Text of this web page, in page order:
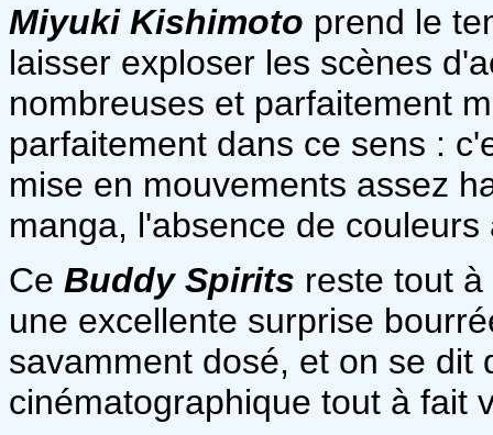
Miyuki Kishimoto prend le
laisser exploser les scènes
nombreuses et parfaitement
parfaitement dans ce sens :
mise en mouvements assez
manga, l'absence de
Ce Buddy Spirits reste tout
une excellente surprise
savamment dosé, et on se dit
cinématographique tout à fait